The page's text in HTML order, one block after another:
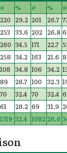
# % # %
#
220 29.2 201 26.7
253 33.6 202 26.8
260 34.5 171 22.7
258 34.2 163 21.6
108 34.8 106 34.2
89 28.7 100 32.3
70 32.4 70 32.4 6
61 28.2 69 31.9
1319 32.4 1082 26.6